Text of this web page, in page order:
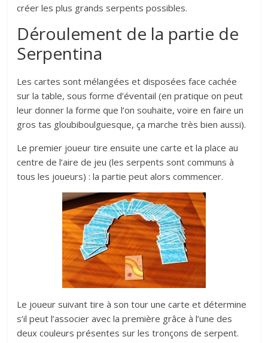
créer les plus grands serpents possibles.
Déroulement de la partie de
Serpentina
Les cartes sont mélangées et disposées face cachée
sur la table, sous forme d’éventail (en pratique on peut
leur donner la forme que l’on souhaite, voire en faire un
gros tas gloubiboulguesque, ça marche très bien aussi).
Le premier joueur tire ensuite une carte et la place au
centre de l’aire de jeu (les serpents sont communs à
tous les joueurs) : la partie peut alors commencer.
Le joueur suivant tire à son tour une carte et détermine
s’il peut l’associer avec la première grâce à l’une des
deux couleurs présentes sur les tronçons de serpent.